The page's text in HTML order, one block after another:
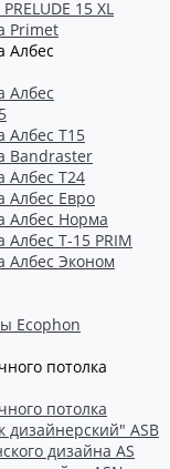
15 XL
Primet
Албес
Албес
Албес T15
Bandraster
Албес T24
Албес Евро
Албес Норма
Албес Т-15 PRIM
Албес Эконом
Ecophon
потолка
потолка
дизайнерский" ASB
дизайна AS